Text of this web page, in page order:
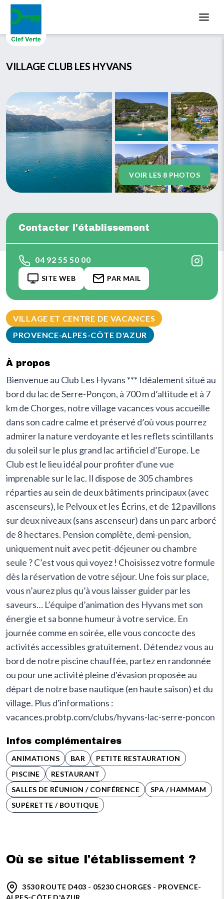
VILLAGE CLUB LES HYVANS
VOIR LES 8 PHOTOS
VILLAGE ET CENTRE DE VACANCES
PROVENCE-ALPES-CÔTE D'AZUR
À propos
Bienvenue au Club Les Hyvans *** Idéalement situé au
bord du lac de Serre-Ponçon, à 700 m d’altitude et à 7
km de Chorges, notre village vacances vous accueille
dans son cadre calme et préservé d’où vous pourrez
admirer la nature verdoyante et les reflets scintillants
du soleil sur le plus grand lac artificiel d’Europe. Le
Club est le lieu idéal pour profiter d'une vue
imprenable sur le lac. Il dispose de 305 chambres
réparties au sein de deux bâtiments principaux (avec
ascenseurs), le Pelvoux et les Écrins, et de 12 pavillons
sur deux niveaux (sans ascenseur) dans un parc arboré
de 8 hectares. Pension complète, demi-pension,
uniquement nuit avec petit-déjeuner ou chambre
seule ? C’est vous qui voyez ! Choisissez votre formule
dès la réservation de votre séjour. Une fois sur place,
vous n’aurez plus qu’à vous laisser guider par les
saveurs… L’équipe d’animation des Hyvans met son
énergie et sa bonne humeur à votre service. En
journée comme en soirée, elle vous concocte des
activités accessibles gratuitement. Détendez vous au
bord de notre piscine chauffée, partez en randonnée
ou pour une activité pleine d'évasion proposée au
départ de notre base nautique (en haute saison) et du
village. Plus d'informations :
vacances.probtp.com/clubs/hyvans-lac-serre-poncon
Infos complémentaires
ANIMATIONS BAR
PETITE RESTAURATION
PISCINE
RESTAURANT
SALLES DE RÉUNION / CONFÉRENCE
SPA / HAMMAM
SUPÉRETTE / BOUTIQUE
Contacter l'établissement
04 92 55 50 00
SITE WEB PAR MAIL
Où se situe l'établissement ?
3530 ROUTE D403 - 05230 CHORGES - PROVENCE-
ALPES-CÔTE D'AZUR